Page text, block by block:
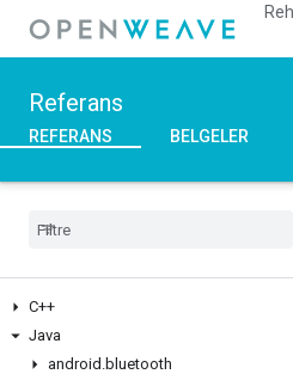
Referans
REFERANS BELGELER
C++
Java
android .bluetooth